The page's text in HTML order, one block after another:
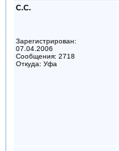
С.С.
Зарегистрирован:
07.04.2006
Сообщения: 2718
Откуда: Уфа